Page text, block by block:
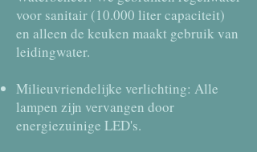
voor sanitair (10.000 liter capaciteit)
en alleen de keuken maakt gebruik van
leidingwater.
Milieuvriendelijke verlichting: Alle
lampen zijn vervangen door
energiezuinige LED's.